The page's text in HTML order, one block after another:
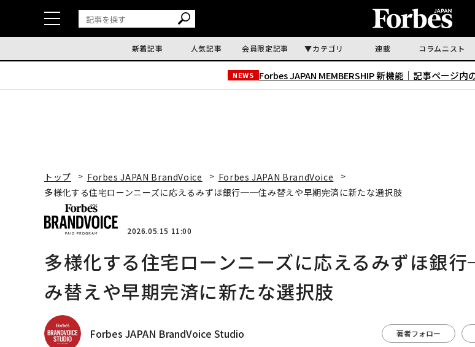
新着記事 人気記事 会員限定記事 カテゴリ 連載 コラムニスト
NEWS Forbes JAPAN MEMBERSHIP 新機能｜ 記事ページ内
トップ Forbes JAPAN BrandVoice
Forbes JAPAN BrandVoice
多様化する住宅ローンニーズに応えるみずほ銀行──住み替えや早期完済に新たな選択肢
2026.05.15 11:00
多様化する住宅ローンニーズに応えるみずほ銀
み替えや早期完済に新たな選択肢
Forbes JAPAN BrandVoice Studio 著者フォロー